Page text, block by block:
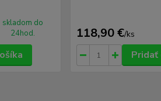
skladom do
24hod.
118,90 €/ks
Pridať